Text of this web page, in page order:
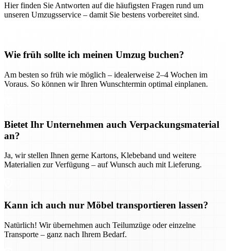
Hier finden Sie Antworten auf die häufigsten Fragen rund um
unseren Umzugsservice – damit Sie bestens vorbereitet sind.
Wie früh sollte ich meinen Umzug buchen?
Am besten so früh wie möglich – idealerweise 2–4 Wochen im
Voraus. So können wir Ihren Wunschtermin optimal einplanen.
Bietet Ihr Unternehmen auch Verpackungsmaterial
an?
Ja, wir stellen Ihnen gerne Kartons, Klebeband und weitere
Materialien zur Verfügung – auf Wunsch auch mit Lieferung.
Kann ich auch nur Möbel transportieren lassen?
Natürlich! Wir übernehmen auch Teilumzüge oder einzelne
Transporte – ganz nach Ihrem Bedarf.